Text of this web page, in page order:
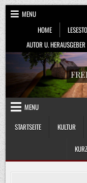
Skip
to
content
MENU
HOME
AUTOR U. HERAUSGEBER
MENU
STARTSEITE
KULTUR